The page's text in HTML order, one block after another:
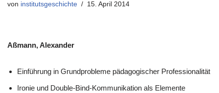
von institutsgeschichte 15. April 2014
Aßmann, Alexander
Einführung in Grundprobleme pädagogischer Professionalität
Ironie und Double-Bind-Kommunikation als Elemente